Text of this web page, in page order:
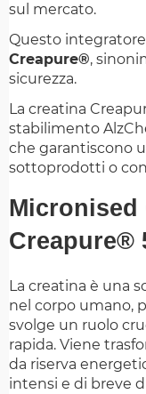
sul mercato.
Questo
Creapure®,
sicurezza.
La creatina
stabilimento
che garantiscono
sottoprodotti o
Micronised
Creapure®
La creatina è una
nel corpo umano,
svolge un ruolo
rapida. Viene
da riserva
intensi e di breve